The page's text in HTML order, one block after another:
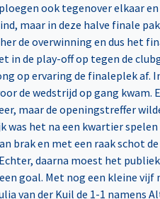
ook tegenover elkaar
maar in deze halve finale
de overwinning en dus het
in de play-off op tegen de
op ervaring de finaleplek af.
de wedstrijd op gang kwam.
maar de openingstreffer
was het na een kwartier spelen
brak en met een raak schot
daarna moest het
goal. Met nog een kleine vijf
van der Kuil de 1-1 namens